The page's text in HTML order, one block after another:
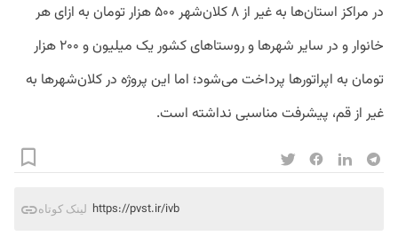
در مراکز استان‌ها به غیر از ۸ کلان‌شهر ۵۰۰ هزار تومان به ازای هر
خانوار و در سایر شهرها و روستاهای کشور یک میلیون و ۲۰۰ هزار
تومان به اپراتورها پرداخت می‌شود؛ اما این پروژه در کلان‌شهرها به
غیر از قم، پیشرفت مناسبی نداشته است.
لینک کوتاه https://pvst.ir/ivb